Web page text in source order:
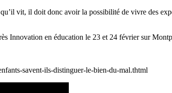
vit, il doit donc avoir la possibilité de vivre des
Innovation en éducation le 23 et 24 février sur
savent-ils-distinguer-le-bien-du-mal.thtml